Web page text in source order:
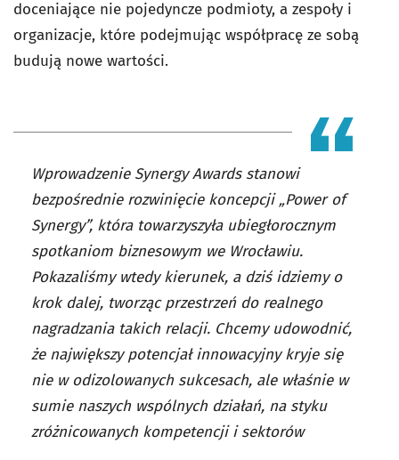
doceniające nie pojedyncze podmioty, a zespoły i
organizacje, które podejmując współpracę ze sobą
budują nowe wartości.
Wprowadzenie Synergy Awards stanowi
bezpośrednie rozwinięcie koncepcji „Power of
Synergy”, która towarzyszyła ubiegłorocznym
spotkaniom biznesowym we Wrocławiu.
Pokazaliśmy wtedy kierunek, a dziś idziemy o
krok dalej, tworząc przestrzeń do realnego
nagradzania takich relacji. Chcemy udowodnić,
że największy potencjał innowacyjny kryje się
nie w odizolowanych sukcesach, ale właśnie w
sumie naszych wspólnych działań, na styku
zróżnicowanych kompetencji i sektorów